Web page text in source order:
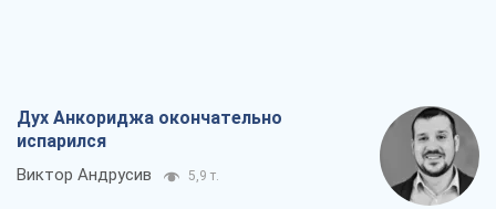
Дух Анкориджа окончательно
испарился
Виктор Андрусив 5,9 т.